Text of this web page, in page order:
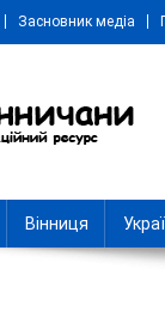
Засновник медіа
Вінниця